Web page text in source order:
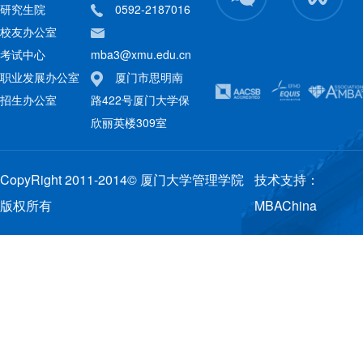
研究生院
校友办公室
考试中心
职业发展办公室
招生办公室
0592-2187016
mba3@xmu.edu.cn
厦门市思明南
路422号厦门大学保
欣丽英楼309室
CopyRight 2011-2014© 厦门大学管理学院
版权所有
技术支持：
MBAChina